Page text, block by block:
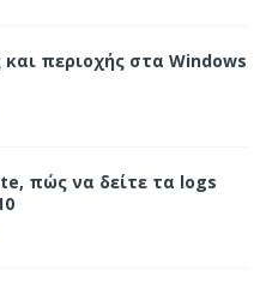
περιοχής στα Windows
πώς να δείτε τα logs